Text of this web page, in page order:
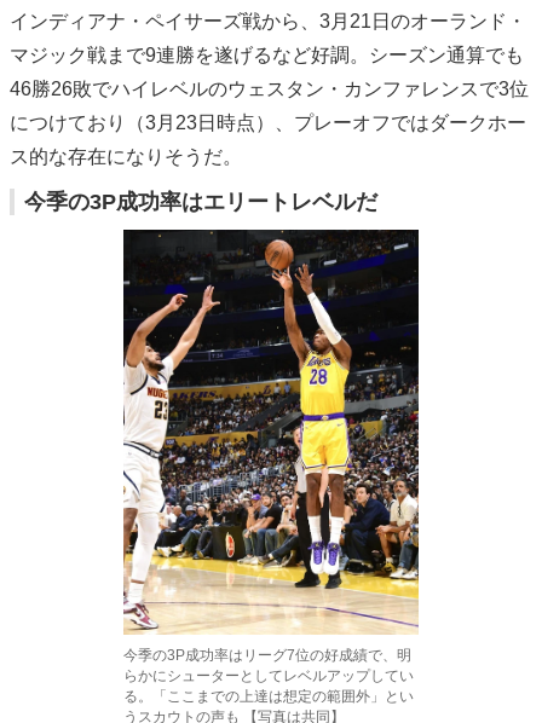
インディアナ・ペイサーズ戦から、3月21日のオーランド・
マジック戦まで9連勝を遂げるなど好調。シーズン通算でも
46勝26敗でハイレベルのウェスタン・カンファレンスで3位
につけており（3月23日時点）、プレーオフではダークホー
ス的な存在になりそうだ。
今季の3P成功率はエリートレベルだ
今季の3P成功率はリーグ7位の好成績で、明
らかにシューターとしてレベルアップしてい
る。「ここまでの上達は想定の範囲外」とい
うスカウトの声も 【写真は共同】